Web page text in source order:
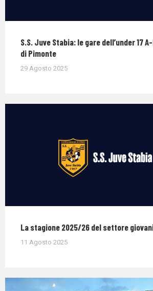
S.S. Juve Stabia: le gare dell’under 17
di Pimonte
29 Agosto 2025
La stagione 2025/26 del settore
11 Agosto 2025